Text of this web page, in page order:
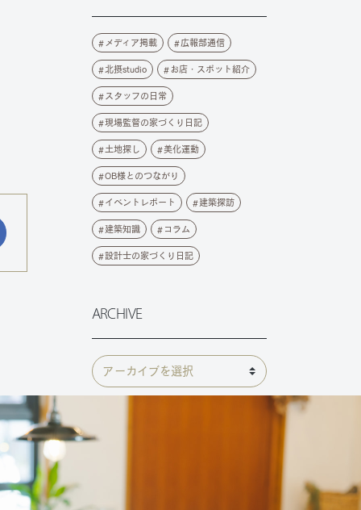
メディア掲載 広報部通信
北摂studio お店・スポット紹介
スタッフの日常
現場監督の家づくり日記
土地探し 美化運動
OB様とのつながり
イベントレポート 建築探訪
建築知識 コラム
設計士の家づくり日記
ARCHIVE